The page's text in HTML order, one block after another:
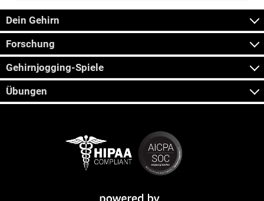
Dein Gehirn
Forschung
Gehirnjogging-Spiele
Übungen